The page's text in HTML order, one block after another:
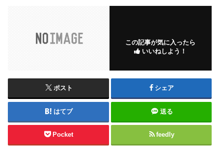
この記事が気に入ったら
いいねしよう！
ポスト シェア
はてブ 送る
Pocket feedly